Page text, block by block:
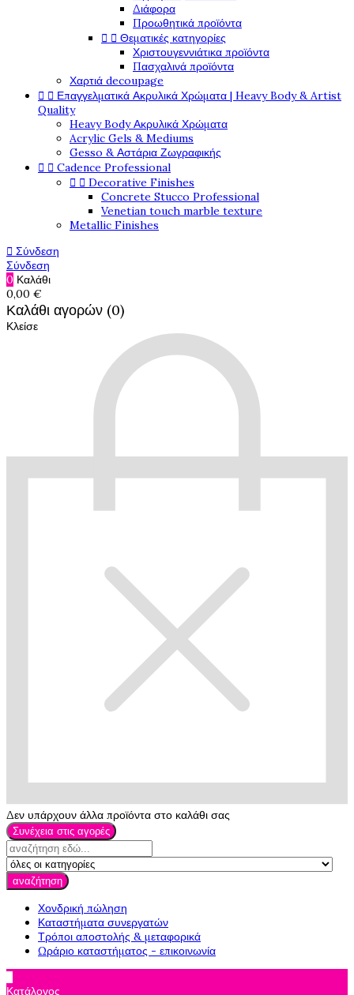
Διάφορα
Προωθητικά προϊόντα
  Θεματικές κατηγορίες
Χριστουγεννιάτικα προϊόντα
Πασχαλινά προϊόντα
Χαρτιά decoupage
  Επαγγελματικά Ακρυλικά Χρώματα | Heavy Body & Artist
Quality
Heavy Body Ακρυλικά Χρώματα
Acrylic Gels & Mediums
Gesso & Αστάρια Ζωγραφικής
  Cadence Professional
  Decorative Finishes
Concrete Stucco Professional
Venetian touch marble texture
Metallic Finishes
 Σύνδεση
Σύνδεση
0 Καλάθι
0,00 €
Καλάθι αγορών (0)
Κλείσε
Δεν υπάρχουν άλλα προϊόντα στο καλάθι σας
Συνέχεια στις αγορές
αναζήτηση
Χονδρική πώληση
Καταστήματα συνεργατών
Τρόποι αποστολής & μεταφορικά
Ωράριο καταστήματος - επικοινωνία
Κατάλογος